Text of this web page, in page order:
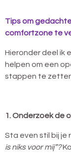
Tips om
comfortzone te
Hieronder deel ik
helpen om een
stappen te
1. Onderzoek de
Sta even stil bij je
is niks voor mij”?